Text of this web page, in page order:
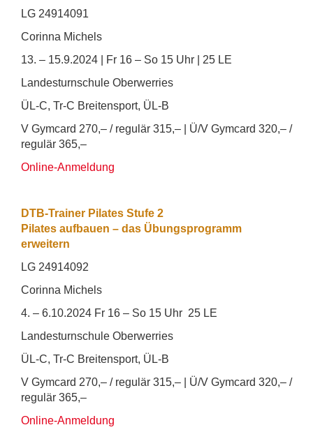
LG 24914091
Corinna Michels
13. – 15.9.2024 | Fr 16 – So 15 Uhr | 25 LE
Landesturnschule Oberwerries
ÜL-C, Tr-C Breitensport, ÜL-B
V Gymcard 270,– / regulär 315,– | Ü/V Gymcard 320,– /
regulär 365,–
Online-Anmeldung
DTB-Trainer Pilates Stufe 2
Pilates aufbauen – das Übungsprogramm
erweitern
LG 24914092
Corinna Michels
4. – 6.10.2024 Fr 16 – So 15 Uhr 25 LE
Landesturnschule Oberwerries
ÜL-C, Tr-C Breitensport, ÜL-B
V Gymcard 270,– / regulär 315,– | Ü/V Gymcard 320,– /
regulär 365,–
Online-Anmeldung